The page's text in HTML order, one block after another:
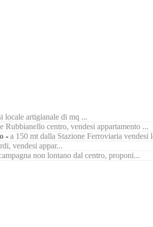
locale artigianale di mq ...
Rubbianello centro, vendesi appartamento ...
- a 150 mt dalla Stazione Ferroviaria vendesi
vendesi appar...
non lontano dal centro, proponi...